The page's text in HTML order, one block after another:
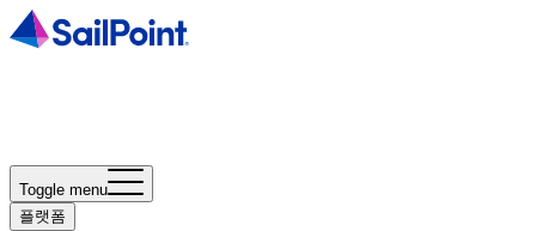
Toggle menu
플랫폼